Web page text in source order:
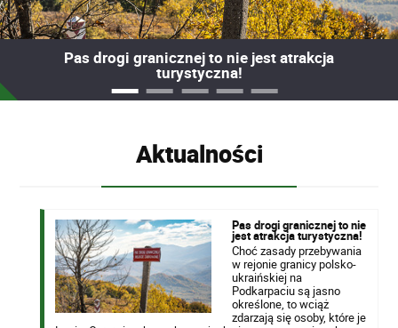
Pas drogi granicznej to nie jest atrakcja
turystyczna!
Aktualności
Pas drogi granicznej to nie
jest atrakcja turystyczna!
Choć zasady przebywania
w rejonie granicy polsko-
ukraińskiej na
Podkarpaciu są jasno
określone, to wciąż
zdarzają się osoby, które je